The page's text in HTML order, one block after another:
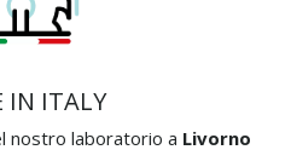
IN ITALY
nostro laboratorio a Livorno